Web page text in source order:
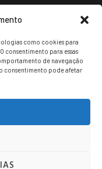
como cookies para
consentimento para essas
de navegação
consentimento pode afetar
direitos reservados.